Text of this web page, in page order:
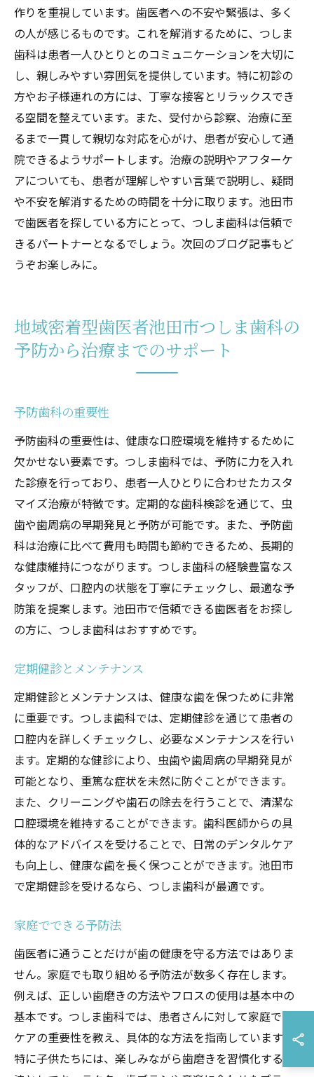
作りを重視しています。歯医者への不安や緊張は、多く
の人が感じるものです。これを解消するために、つしま
歯科は患者一人ひとりとのコミュニケーションを大切に
し、親しみやすい雰囲気を提供しています。特に初診の
方やお子様連れの方には、丁寧な接客とリラックスでき
る空間を整えています。また、受付から診察、治療に至
るまで一貫して親切な対応を心がけ、患者が安心して通
院できるようサポートします。治療の説明やアフターケ
アについても、患者が理解しやすい言葉で説明し、疑問
や不安を解消するための時間を十分に取ります。池田市
で歯医者を探している方にとって、つしま歯科は信頼で
きるパートナーとなるでしょう。次回のブログ記事もど
うぞお楽しみに。
地域密着型歯医者池田市つしま歯科の
予防から治療までのサポート
予防歯科の重要性
予防歯科の重要性は、健康な口腔環境を維持するために
欠かせない要素です。つしま歯科では、予防に力を入れ
た診療を行っており、患者一人ひとりに合わせたカスタ
マイズ治療が特徴です。定期的な歯科検診を通じて、虫
歯や歯周病の早期発見と予防が可能です。また、予防歯
科は治療に比べて費用も時間も節約できるため、長期的
な健康維持につながります。つしま歯科の経験豊富なス
タッフが、口腔内の状態を丁寧にチェックし、最適な予
防策を提案します。池田市で信頼できる歯医者をお探し
の方に、つしま歯科はおすすめです。
定期健診とメンテナンス
定期健診とメンテナンスは、健康な歯を保つために非常
に重要です。つしま歯科では、定期健診を通じて患者の
口腔内を詳しくチェックし、必要なメンテナンスを行い
ます。定期的な健診により、虫歯や歯周病の早期発見が
可能となり、重篤な症状を未然に防ぐことができます。
また、クリーニングや歯石の除去を行うことで、清潔な
口腔環境を維持することができます。歯科医師からの具
体的なアドバイスを受けることで、日常のデンタルケア
も向上し、健康な歯を長く保つことができます。池田市
で定期健診を受けるなら、つしま歯科が最適です。
家庭でできる予防法
歯医者に通うことだけが歯の健康を守る方法ではありま
せん。家庭でも取り組める予防法が数多く存在します。
例えば、正しい歯磨きの方法やフロスの使用は基本中の
基本です。つしま歯科では、患者さんに対して家庭での
ケアの重要性を教え、具体的な方法を指南しています。
特に子供たちには、楽しみながら歯磨きを習慣化する方